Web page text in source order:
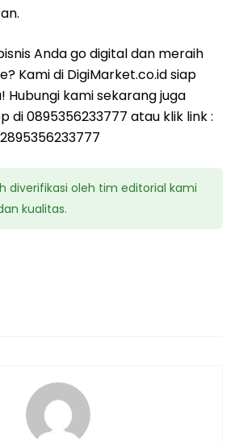
Anda go digital dan meraih
Kami di DigiMarket.co.id siap
Hubungi kami sekarang juga
di 0895356233777 atau klik link :
diverifikasi oleh tim editorial kami
kualitas.